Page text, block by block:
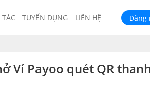
TUYỂN DỤNG LIÊN HỆ Đăng
Ví Payoo quét QR